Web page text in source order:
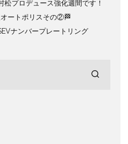
プロデュース強化週間です！
ートポリスその②🏁
ナンバープレートリング